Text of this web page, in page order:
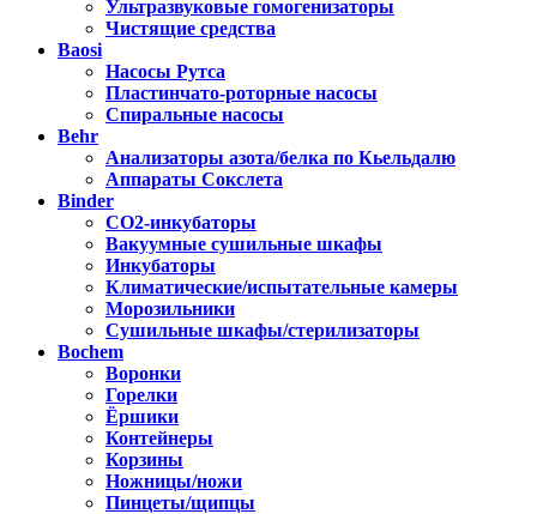
Ультразвуковые гомогенизаторы
Чистящие средства
Baosi
Насосы Рутса
Пластинчато-роторные насосы
Спиральные насосы
Behr
Анализаторы азота/белка по Кьельдалю
Аппараты Сокслета
Binder
CO2-инкубаторы
Вакуумные сушильные шкафы
Инкубаторы
Климатические/испытательные камеры
Морозильники
Сушильные шкафы/стерилизаторы
Bochem
Воронки
Горелки
Ёршики
Контейнеры
Корзины
Ножницы/ножи
Пинцеты/щипцы